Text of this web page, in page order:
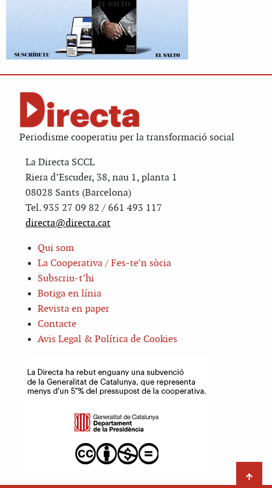
Periodisme cooperatiu per la transformació social
La Directa SCCL
Riera d’Escuder, 38, nau 1, planta 1
08028 Sants (Barcelona)
Tel. 935 27 09 82 / 661 493 117
directa@directa.cat
Qui som
La Cooperativa / Fes-te’n sòcia
Subscriu-t’hi
Botiga en línia
Revista en paper
Contacte
Avis Legal & Política de Cookies